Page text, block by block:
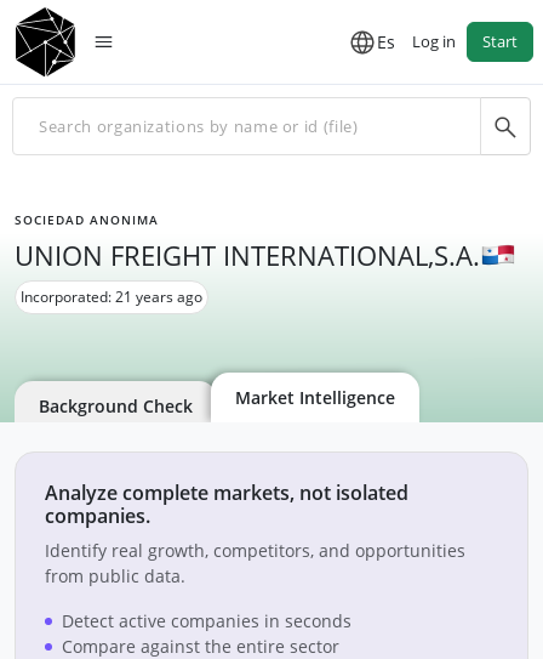
Es Log in Start
SOCIEDAD ANONIMA
UNION FREIGHT INTERNATIONAL,S.A.
Incorporated: 21 years ago
Background Check Market Intelligence
Analyze complete markets, not isolated
companies.
Identify real growth, competitors, and opportunities
from public data.
Detect active companies in seconds
Compare against the entire sector